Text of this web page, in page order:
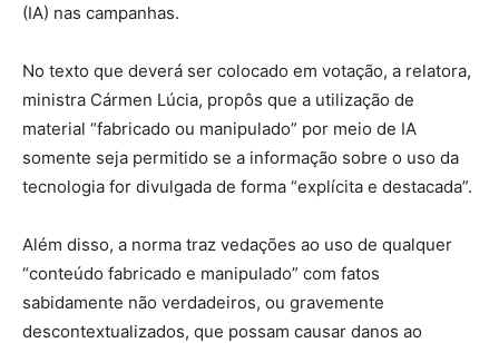
(IA) nas campanhas.
No texto que deverá ser colocado em votação, a relatora,
ministra Cármen Lúcia, propôs que a utilização de
material “fabricado ou manipulado” por meio de IA
somente seja permitido se a informação sobre o uso da
tecnologia for divulgada de forma “explícita e destacada”.
Além disso, a norma traz vedações ao uso de qualquer
“conteúdo fabricado e manipulado” com fatos
sabidamente não verdadeiros, ou gravemente
descontextualizados, que possam causar danos ao